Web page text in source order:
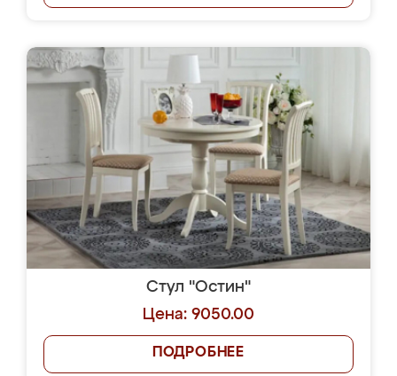
Стул "Остин"
Цена: 9050.00
ПОДРОБНЕЕ